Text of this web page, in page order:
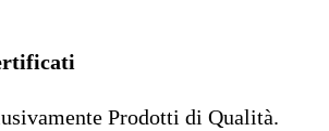
Prodotti di Qualità.